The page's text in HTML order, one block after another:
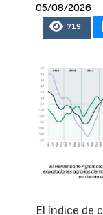
05/08/2026
719
El índice de